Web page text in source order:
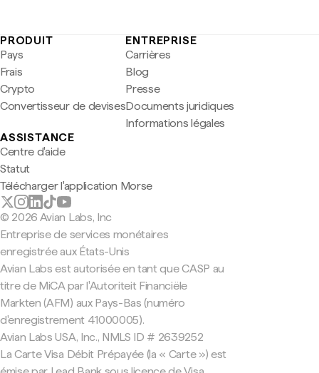
PRODUIT
Pays
Frais
Crypto
Convertisseur de devises
ENTREPRISE
Carrières
Blog
Presse
Documents juridiques
Informations légales
ASSISTANCE
Centre d'aide
Statut
Télécharger l'application Morse
© 2026 Avian Labs, Inc
Entreprise de services monétaires
enregistrée aux États-Unis
Avian Labs est autorisée en tant que CASP au
titre de MiCA par l'Autoriteit Financiële
Markten (AFM) aux Pays-Bas (numéro
d'enregistrement 41000005).
Avian Labs USA, Inc., NMLS ID # 2639252
La Carte Visa Débit Prépayée (la « Carte ») est